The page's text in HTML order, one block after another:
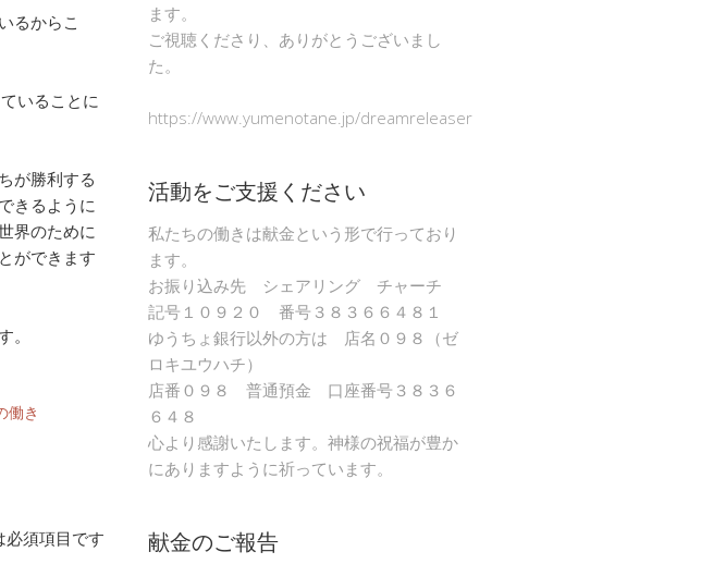
るからこ
いることに
が勝利する
きるように
界のために
ができます
働き
必須項目です
ます。
ご視聴くださり、ありがとうございまし
た。
https://www.yumenotane.jp/dreamreleaser
活動をご支援ください
私たちの働きは献金という形で行っており
ます。
お振り込み先 シェアリング チャーチ
記号１０９２０ 番号３８３６６４８１
ゆうちょ銀行以外の方は 店名０９８（ゼ
ロキユウハチ）
店番０９８ 普通預金 口座番号３８３６
６４８
心より感謝いたします。神様の祝福が豊か
にありますように祈っています。
献金のご報告